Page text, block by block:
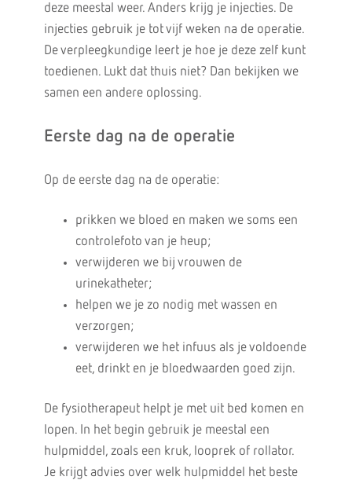
deze meestal weer. Anders krijg je injecties. De
injecties gebruik je tot vijf weken na de operatie.
De verpleegkundige leert je hoe je deze zelf kunt
toedienen. Lukt dat thuis niet? Dan bekijken we
samen een andere oplossing.
Eerste dag na de operatie
Op de eerste dag na de operatie:
prikken we bloed en maken we soms een
controlefoto van je heup;
verwijderen we bij vrouwen de
urinekatheter;
helpen we je zo nodig met wassen en
verzorgen;
verwijderen we het infuus als je voldoende
eet, drinkt en je bloedwaarden goed zijn.
De fysiotherapeut helpt je met uit bed komen en
lopen. In het begin gebruik je meestal een
hulpmiddel, zoals een kruk, looprek of rollator.
Je krijgt advies over welk hulpmiddel het beste